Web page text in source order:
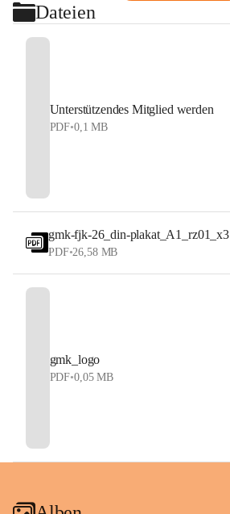
Dateien
Unterstützendes Mitglied werden
PDF•0,1 MB
gmk-fjk-26_din-plakat_A1_rz01_x3
PDF•26,58 MB
gmk_logo
PDF•0,05 MB